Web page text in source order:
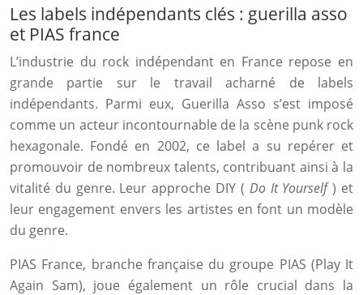
Les labels indépendants clés : guerilla asso
et PIAS france
L’industrie du rock indépendant en France repose en
grande partie sur le travail acharné de labels
indépendants. Parmi eux, Guerilla Asso s’est imposé
comme un acteur incontournable de la scène punk rock
hexagonale. Fondé en 2002, ce label a su repérer et
promouvoir de nombreux talents, contribuant ainsi à la
vitalité du genre. Leur approche DIY ( Do It Yourself) et
leur engagement envers les artistes en font un modèle
du genre.
PIAS France, branche française du groupe PIAS (Play It
Again Sam), joue également un rôle crucial dans la